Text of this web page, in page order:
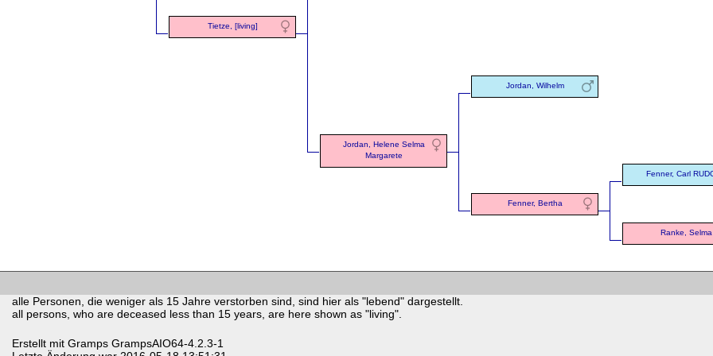
Tietze, [living]
Jordan, Helene Selma
Margarete
Jordan, Wilhelm
Fenner, Bertha
Fenner, Carl
Ranke, Selma
alle Personen, die weniger als 15 Jahre verstorben sind, sind hier als "lebend" dargestellt.
all persons, who are deceased less than 15 years, are here shown as "living".
Erstellt mit Gramps GrampsAIO64-4.2.3-1